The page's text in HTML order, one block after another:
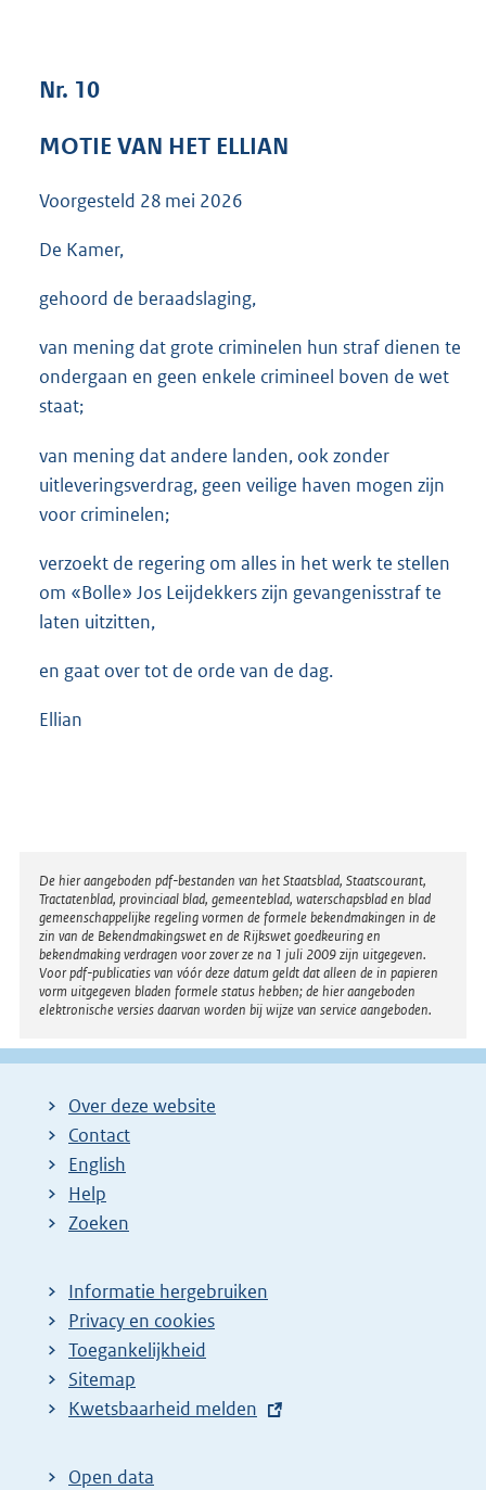
Nr. 10
MOTIE VAN HET ELLIAN
Voorgesteld 28 mei 2026
De Kamer,
gehoord de beraadslaging,
van mening dat grote criminelen hun straf dienen te
ondergaan en geen enkele crimineel boven de wet
staat;
van mening dat andere landen, ook zonder
uitleveringsverdrag, geen veilige haven mogen zijn
voor criminelen;
verzoekt de regering om alles in het werk te stellen
om «Bolle» Jos Leijdekkers zijn gevangenisstraf te
laten uitzitten,
en gaat over tot de orde van de dag.
Ellian
Disclaimer
De hier aangeboden pdf-bestanden van het Staatsblad, Staatscourant,
Tractatenblad, provinciaal blad, gemeenteblad, waterschapsblad en blad
gemeenschappelijke regeling vormen de formele bekendmakingen in de
zin van de Bekendmakingswet en de Rijkswet goedkeuring en
bekendmaking verdragen voor zover ze na 1 juli 2009 zijn uitgegeven.
Voor pdf-publicaties van vóór deze datum geldt dat alleen de in papieren
vorm uitgegeven bladen formele status hebben; de hier aangeboden
elektronische versies daarvan worden bij wijze van service aangeboden.
Over deze website
Contact
English
Help
Zoeken
Informatie hergebruiken
Privacy en cookies
Toegankelijkheid
Sitemap
E
t
Kwetsbaarheid melden
Open data